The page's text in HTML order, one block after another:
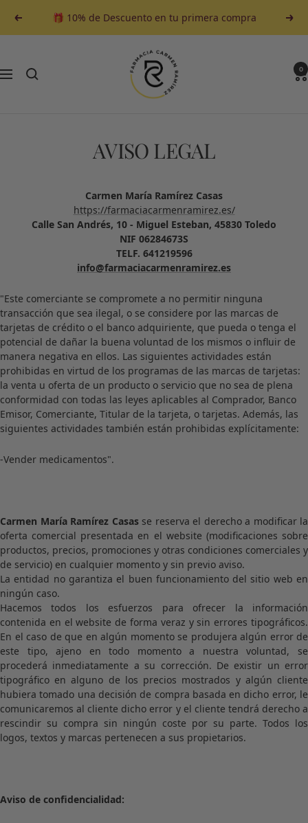
contenido
Anterior 🎁 10% de Descuento en tu primera compra
Navegación
Farmacia
Carmen
Ramirez
0
AVISO LEGAL
Carmen María Ramírez Casas
https://farmaciacarmenramirez.es/
Calle San Andrés, 10 - Miguel Esteban, 45830 Toledo
NIF 06284673S
TELF. 641219596
info@farmaciacarmenramirez.es
"Este comerciante se compromete a no permitir ninguna
transacción que sea ilegal, o se considere por las marcas de
tarjetas de crédito o el banco adquiriente, que pueda o tenga el
potencial de dañar la buena voluntad de los mismos o influir de
manera negativa en ellos. Las siguientes actividades están
prohibidas en virtud de los programas de las marcas de tarjetas:
la venta u oferta de un producto o servicio que no sea de plena
conformidad con todas las leyes aplicables al Comprador, Banco
Emisor, Comerciante, Titular de la tarjeta, o tarjetas. Además, las
siguientes actividades también están prohibidas explícitamente:
-Vender medicamentos".
Carmen María Ramírez Casas se reserva el derecho a modificar la
oferta comercial presentada en el website (modificaciones sobre
productos, precios, promociones y otras condiciones comerciales y
de servicio) en cualquier momento y sin previo aviso.
La entidad no garantiza el buen funcionamiento del sitio web en
ningún caso.
Hacemos todos los esfuerzos para ofrecer la información
contenida en el website de forma veraz y sin errores tipográficos.
En el caso de que en algún momento se produjera algún error de
este tipo, ajeno en todo momento a nuestra voluntad, se
procederá inmediatamente a su corrección. De existir un error
tipográfico en alguno de los precios mostrados y algún cliente
hubiera tomado una decisión de compra basada en dicho error, le
comunicaremos al cliente dicho error y el cliente tendrá derecho a
rescindir su compra sin ningún coste por su parte. Todos los
logos, textos y marcas pertenecen a sus propietarios.
Aviso de confidencialidad: